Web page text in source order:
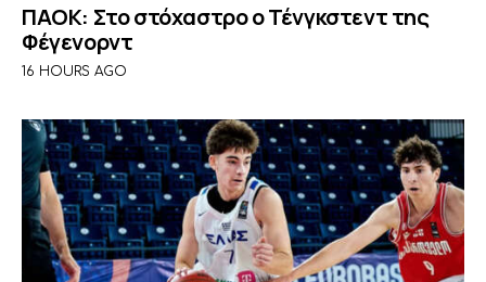
ΠΑΟΚ: Στο στόχαστρο ο Τένγκστεντ της
Φέγενορντ
16 HOURS AGO